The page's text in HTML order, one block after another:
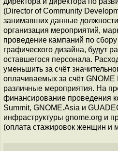
(Director of Community
занимавших данные должности
организация мероприятий,
проведение кампаний по
графического дизайна, будут
оставшегося персонала.
уменьшить за счёт
оплачиваемых за счёт GNOME
различные мероприятия. На
финансирование проведения
Summit, GNOME.Asia и
инфраструктуры gnome.org и
(оплата стажировок женщин и